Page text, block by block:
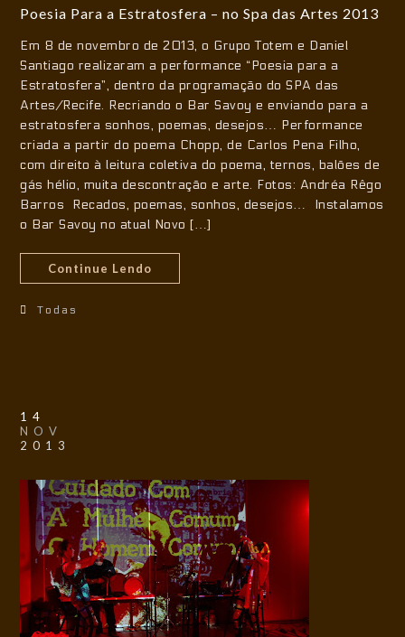
Poesia Para a Estratosfera – no Spa das Artes 2013
Em 8 de novembro de 2013, o Grupo Totem e Daniel
Santiago realizaram a performance “Poesia para a
Estratosfera”, dentro da programação do SPA das
Artes/Recife. Recriando o Bar Savoy e enviando para a
estratosfera sonhos, poemas, desejos… Performance
criada a partir do poema Chopp, de Carlos Pena Filho,
com direito à leitura coletiva do poema, ternos, balões de
gás hélio, muita descontração e arte. Fotos: Andréa Rêgo
Barros Recados, poemas, sonhos, desejos… Instalamos
o Bar Savoy no atual Novo […]
Continue Lendo
Todas
14
NOV
2013